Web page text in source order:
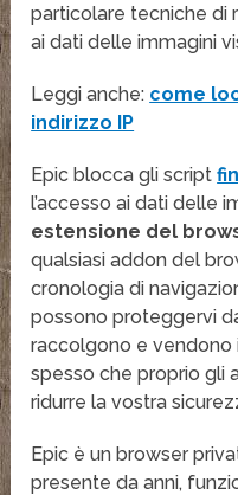
particolare tecniche di
ai dati delle immagini
Leggi anche: come
indirizzo IP
Epic blocca gli script
l’accesso ai dati delle
estensione del
qualsiasi addon del
cronologia di
possono proteggervi
raccolgono e vendono
spesso che proprio gli
ridurre la vostra
Epic è un browser
presente da anni,